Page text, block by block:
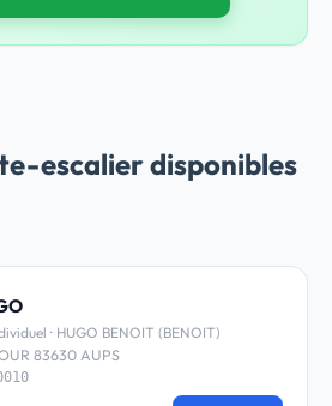
escalier disponibles
· HUGO BENOIT (BENOIT)
83630 AUPS